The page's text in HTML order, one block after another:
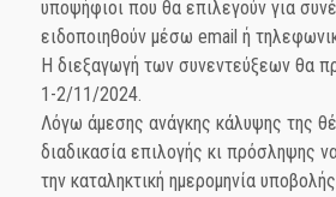
υποψήφιοι που θα επιλεγούν για
ειδοποιηθούν μέσω email ή
Η διεξαγωγή των συνεντεύξεων θα
1-2/11/2024.
Λόγω άμεσης ανάγκης κάλυψης της
διαδικασία επιλογής κι πρόσληψης
την καταληκτική ημερομηνία